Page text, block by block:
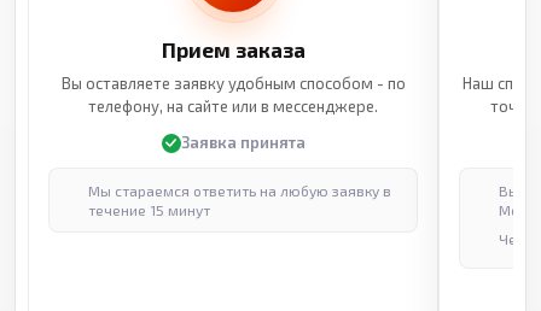
Прием заказа
Вы оставляете заявку удобным способом - по
телефону, на сайте или в мессенджере.
Заявка принята
Мы стараемся ответить на любую заявку в
течение 15 минут
Наш